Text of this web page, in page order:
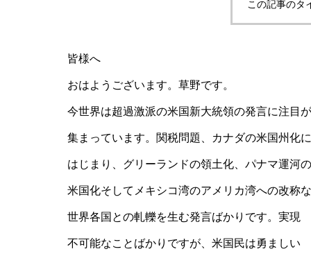
この記事のタ
皆様へ
おはようございます。草野です。
今世界は超過激派の米国新大統領の発言に注目が
集まっています。関税問題、カナダの米国州化に
はじまり、グリーランドの領土化、パナマ運河の
米国化そしてメキシコ湾のアメリカ湾への改称
世界各国との軋轢を生む発言ばかりです。実現
不可能なことばかりですが、米国民は勇ましい